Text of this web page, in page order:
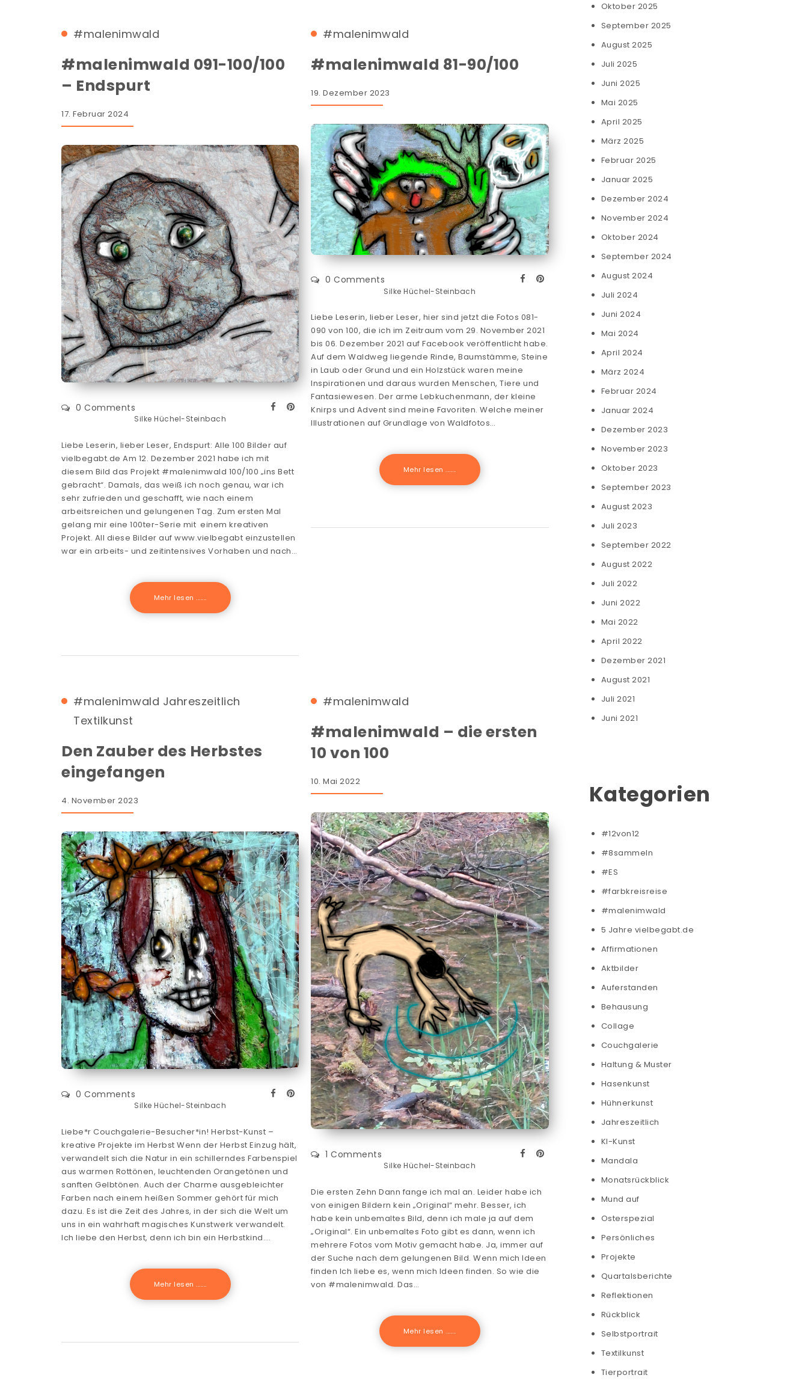
#malenimwald
#malenimwald 091-100/100
– Endspurt
17. Februar 2024
Silke Hüchel-Steinbach
0 Comments
Liebe Leserin, lieber Leser, Endspurt: Alle 100 Bilder auf
vielbegabt.de Am 12. Dezember 2021 habe ich mit
diesem Bild das Projekt #malenimwald 100/100 „ins Bett
gebracht“. Damals, das weiß ich noch genau, war ich
sehr zufrieden und geschafft, wie nach einem
arbeitsreichen und gelungenen Tag. Zum ersten Mal
gelang mir eine 100ter-Serie mit einem kreativen
Projekt. All diese Bilder auf www.vielbegabt einzustellen
war ein arbeits- und zeitintensives Vorhaben und nach…
Mehr lesen .......
#malenimwald
#malenimwald 81-90/100
19. Dezember 2023
Silke Hüchel-Steinbach
0 Comments
Liebe Leserin, lieber Leser, hier sind jetzt die Fotos 081-
090 von 100, die ich im Zeitraum vom 29. November 2021
bis 06. Dezember 2021 auf Facebook veröffentlicht habe.
Auf dem Waldweg liegende Rinde, Baumstämme, Steine
in Laub oder Grund und ein Holzstück waren meine
Inspirationen und daraus wurden Menschen, Tiere und
Fantasiewesen. Der arme Lebkuchenmann, der kleine
Knirps und Advent sind meine Favoriten. Welche meiner
Illustrationen auf Grundlage von Waldfotos…
Mehr lesen .......
#malenimwald Jahreszeitlich
Textilkunst
Den Zauber des Herbstes
eingefangen
4. November 2023
Silke Hüchel-Steinbach
0 Comments
Liebe*r Couchgalerie-Besucher*in! Herbst-Kunst –
kreative Projekte im Herbst Wenn der Herbst Einzug hält,
verwandelt sich die Natur in ein schillerndes Farbenspiel
aus warmen Rottönen, leuchtenden Orangetönen und
sanften Gelbtönen. Auch der Charme ausgebleichter
Farben nach einem heißen Sommer gehört für mich
dazu. Es ist die Zeit des Jahres, in der sich die Welt um
uns in ein wahrhaft magisches Kunstwerk verwandelt.
Ich liebe den Herbst, denn ich bin ein Herbstkind.…
Mehr lesen .......
#malenimwald
#malenimwald – die ersten
10 von 100
10. Mai 2022
Silke Hüchel-Steinbach
1 Comments
Die ersten Zehn Dann fange ich mal an. Leider habe ich
von einigen Bildern kein „Original“ mehr. Besser, ich
habe kein unbemaltes Bild, denn ich male ja auf dem
„Original“. Ein unbemaltes Foto gibt es dann, wenn ich
mehrere Fotos vom Motiv gemacht habe. Ja, immer auf
der Suche nach dem gelungenen Bild. Wenn mich Ideen
finden Ich liebe es, wenn mich Ideen finden. So wie die
von #malenimwald. Das…
Mehr lesen .......
Oktober 2025
September 2025
August 2025
Juli 2025
Juni 2025
Mai 2025
April 2025
März 2025
Februar 2025
Januar 2025
Dezember 2024
November 2024
Oktober 2024
September 2024
August 2024
Juli 2024
Juni 2024
Mai 2024
April 2024
März 2024
Februar 2024
Januar 2024
Dezember 2023
November 2023
Oktober 2023
September 2023
August 2023
Juli 2023
September 2022
August 2022
Juli 2022
Juni 2022
Mai 2022
April 2022
Dezember 2021
August 2021
Juli 2021
Juni 2021
Kategorien
#12von12
#8sammeln
#ES
#farbkreisreise
#malenimwald
5 Jahre vielbegabt.de
Affirmationen
Aktbilder
Auferstanden
Behausung
Collage
Couchgalerie
Haltung & Muster
Hasenkunst
Hühnerkunst
Jahreszeitlich
KI-Kunst
Mandala
Monatsrückblick
Mund auf
Osterspezial
Persönliches
Projekte
Quartalsberichte
Reflektionen
Rückblick
Selbstportrait
Textilkunst
Tierportrait